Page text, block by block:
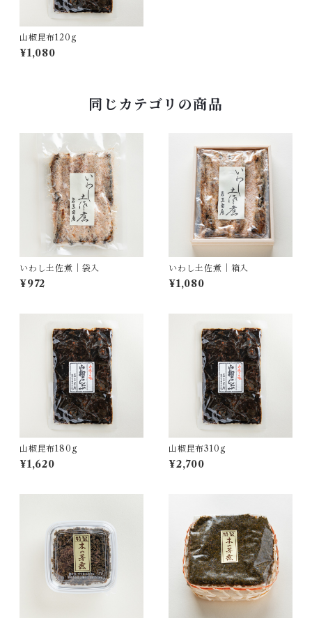
山椒昆布120g
¥1,080
同じカテゴリの商品
いわし土佐煮｜袋入
¥972
いわし土佐煮｜箱入
¥1,080
山椒昆布180g
¥1,620
山椒昆布310g
¥2,700